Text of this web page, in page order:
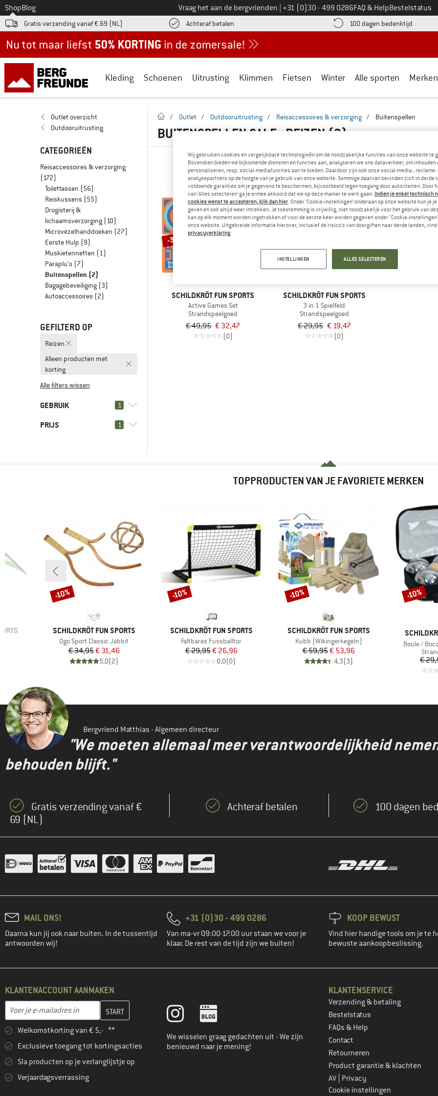
Naar
ShopBlog Vraag het aan de bergvrienden Bel ons op
+31 (0)30 - 499 0286FAQ & HelpBestelstatus
Gratis verzending vanaf € 69 (NL) Achteraf betalen vind de betalingsinformatie hier! Opent in een infovak
100 dagen bedenktijd Vind
Kleding Schoenen Uitrusting Klimmen Fietsen Winter Alle sporten Merken
Outlet overzicht
Outdooruitrusting
CATEGORIEËN
Reisaccessoires & verzorging
(172)
Toilettassen (56)
Reiskussens (55)
Drogisterij &
lichaamsverzorging (10)
Microvezelhanddoeken (27)
Eerste Hulp (9)
Muskietennetten (1)
Paraplu's (7)
Buitenspellen (2)
Bagagebeveiliging (3)
Autoaccessoires (2)
GEFILTERD OP
Reizen
Alleen producten met
korting
Alle filters wissen
GEBRUIK 1
Reizen
PRIJS 1
Startpagina
/ Outlet / Outdooruitrusting / Reisaccessoires & verzorging / Buitenspellen
BUITENSPELLEN SALE - REIZEN(2)
-35%
SCHILDKRÖT FUN SPORTS
Active Games Set
Strandspeelgoed
€ 49,95 € 32,47
(0)
SCHILDKRÖT FUN SPORTS
3 in 1 Spielfeld
Strandspeelgoed
€ 29,95 € 19,47
(0)
TOPPRODUCTEN VAN JE FAVORIETE MERKEN
MERK
SCHILDKRÖT FUN SPORTS
Artikel
Ogo Sport Classic Jabbit
Prijs
€ 34,95Verlaagde prijs
€ 31,46
5,0(2)
Korting
-10%
MERK
SCHILDKRÖT FUN SPORTS
Artikel
Faltbares Fussballtor
Prijs
€ 29,95Verlaagde prijs
€ 26,96
0,0(0)
Korting
-10%
MERK
SCHILDKRÖT FUN SPORTS
Artikel
Kubb (Wikingerkegeln)
Prijs
€ 59,95Verlaagde prijs
€ 53,96
4,3(3)
Korting
-10%
MERK
Artikel
Boule /
€
Korting
-10%
Bergvriend Matthias - Algemeen directeur
"We moeten allemaal meer verantwoordelijkheid
behouden blijft."
Gratis verzending vanaf €
69 (NL)
Achteraf betalen 100 dagen
MAIL ONS!
Daarna kun jij ook naar buiten. In de tussentijd
antwoorden wij!
+31 (0)30 - 499 0286
Van ma-vr 09:00-17:00 uur staan we voor je
klaar. De rest van de tijd zijn we buiten!
KOOP BEWUST
Vind hier handige tools om je te
bewuste aankoopbeslissing.
KLANTENACCOUNT AANMAKEN
E-mailadres
Vul je e-mailadres hier in en maak in de volgende stap je klantenaccount aan
Welkomstkorting van € 5,- **
Exclusieve toegang tot kortingsacties
Sla producten op je verlanglijstje op
Verjaardagsverrassing
We wisselen graag gedachten uit - We zijn
benieuwd naar je mening!
KLANTENSERVICE
Verzending & betaling
Bestelstatus
FAQs & Help
Contact
Retourneren
Product garantie & klachten
AV Privacy
Cookie instellingen
Wij gebruiken cookies en vergelijkbare technologieën om de noodzakelijke functies van onze website te
Bovendien bieden we bijkomende diensten en functies aan, analyseren we ons dataverkeer, om inhouden
personaliseren, resp. social-mediafuncties aan te bieden. Daardoor zijn ook onze social-media-, reclame-
analysepartners op de hoogte van je gebruik van onze website. Sommige daarvan bevinden zich in derde
voldoende garanties om je gegevens te beschermen, bijvoorbeeld tegen toegang door autoriteiten. Door
van ‘Alles selecteren’ ga je ermee akkoord dat we op deze manier te werk gaan. Indien je enkel technisch
cookies wenst te accepteren, klik dan hier. Onder ‘Cookie-instellingen’ onderaan op onze website kun je
geven en ook altijd weer intrekken. Je toestemming is vrijwillig, niet noodzakelijk voor het gebruik van
kan op elk moment worden ingetrokken of voor de eerste keer worden gegeven onder "Cookie-
onze website. Uitgebreide informatie hierover, inclusief de risico's van doorgiften naar derde landen, vind
privacyverklaring.
INSTELLINGEN ALLES SELECTEREN